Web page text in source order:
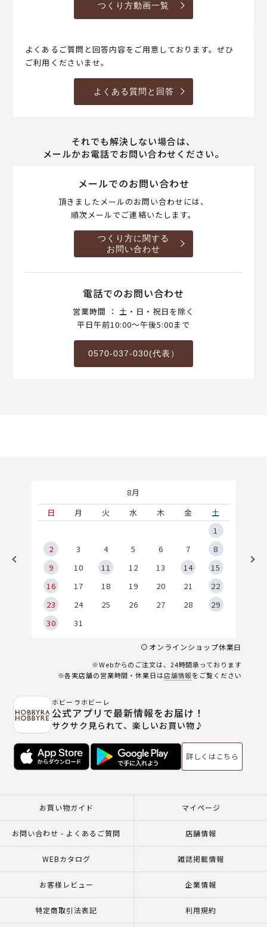
つくり方動画一覧
よくあるご質問と回答内容をご用意しております。ぜひ
ご利用くださいませ。
よくある質問と回答
それでも解決しない場合は、
メールかお電話でお問い合わせください。
メールでのお問い合わせ
頂きましたメールのお問い合わせには、
順次メールでご連絡いたします。
つくり方に関する
お問い合わせ
電話でのお問い合わせ
営業時間 ： 土・日・祝日を除く
平日午前10:00～午後5:00まで
0570-037-030(代表）
8月
日
月 火 水 木 金
土
1
2
3 4 5 6 7
8
9
10 11 12 13 14
15
16
17 18 19 20 21
22
23
24 25 26 27 28
29
30
31
オンラインショップ休業日
※Webからのご注文は、24時間承っております
※各実店舗の営業時間・休業日は店舗情報をご覧ください
ホビーラホビーレ
公式アプリで最新情報をお届け！
サクサク見られて、楽しいお買い物♪
詳しくはこちら
お買い物ガイド マイページ
お問い合わせ - よくあるご質問 店舗情報
WEBカタログ 雑誌掲載情報
お客様レビュー 企業情報
特定商取引法表記 利用規約